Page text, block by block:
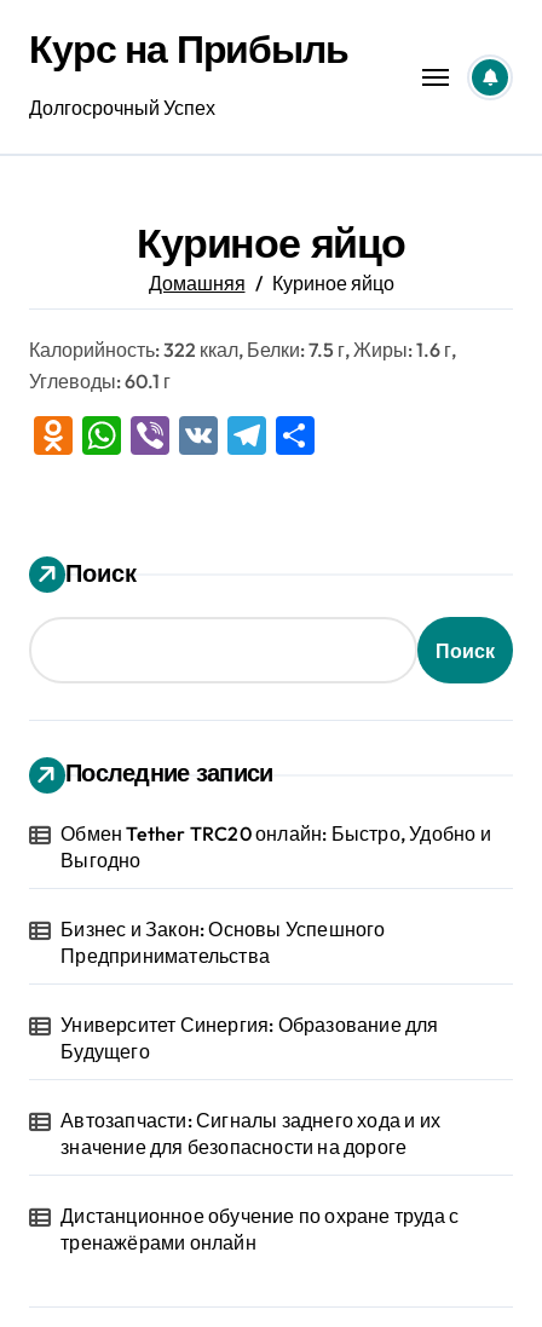
содержанию
Курс на Прибыль
Долгосрочный Успех
Куриное яйцо
Домашняя Куриное яйцо
Калорийность: 322 ккал, Белки: 7.5 г, Жиры: 1.6 г,
Углеводы: 60.1 г
Odnoklassniki
WhatsApp
Viber
VK Telegram
Поиск
Поиск
Последние записи
Обмен Tether TRC20 онлайн: Быстро, Удобно и
Выгодно
Бизнес и Закон: Основы Успешного
Предпринимательства
Университет Синергия: Образование для
Будущего
Автозапчасти: Сигналы заднего хода и их
значение для безопасности на дороге
Дистанционное обучение по охране труда с
тренажёрами онлайн